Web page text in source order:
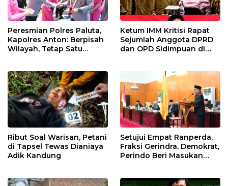
Peresmian Polres Paluta,
Kapolres Anton: Berpisah
Wilayah, Tetap Satu
Ketum IMM Kritisi Rapat
Sejumlah Anggota DPRD
dan OPD Sidimpuan di
Ribut Soal Warisan, Petani
di Tapsel Tewas Dianiaya
Adik Kandung
Setujui Empat Ranperda,
Fraksi Gerindra, Demokrat,
Perindo Beri Masukan